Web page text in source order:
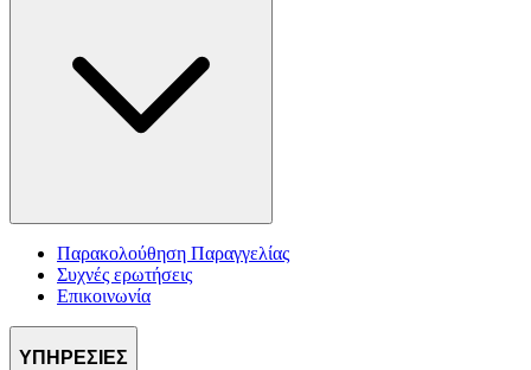
Παρακολούθηση Παραγγελίας
Συχνές ερωτήσεις
Επικοινωνία
ΥΠΗΡΕΣΙΕΣ